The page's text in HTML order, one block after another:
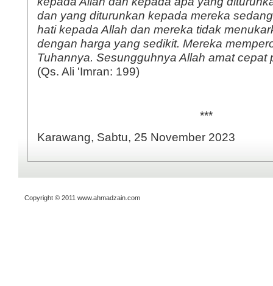
dan yang diturunkan kepada mereka
hati kepada Allah dan mereka tidak
dengan harga yang sedikit. Mereka
Tuhannya. Sesungguhnya Allah amat cepat
(Qs. Ali 'Imran: 199)
***
Karawang, Sabtu, 25 November 2023
Copyright © 2011 www.ahmadzain.com